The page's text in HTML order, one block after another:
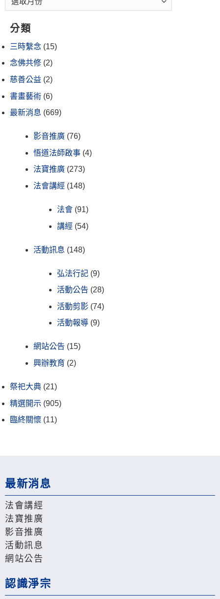
分類
三時繫念 (15)
念佛共修 (2)
慈善公益 (2)
書畫藝術 (6)
最新消息 (669)
影音推廣 (76)
悟道法師啟事 (4)
法寶推廣 (273)
法會講經 (148)
法會 (91)
講經 (54)
活動訊息 (148)
弘法行記 (9)
活動公告 (28)
活動剪影 (74)
活動報導 (9)
網站公告 (15)
興辦教育 (2)
祭祀大典 (21)
精選開示 (905)
臨終關懷 (11)
最新消息
法會講經
法寶推廣
影音推廣
活動訊息
網站公告
認識淨宗